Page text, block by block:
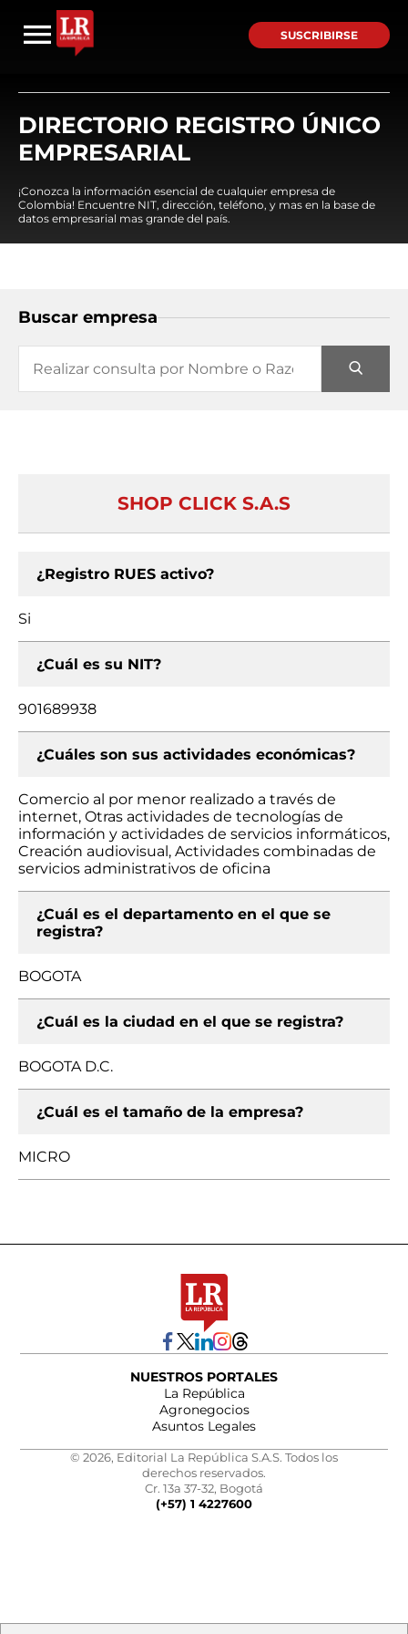
SUSCRIBIRSE
DIRECTORIO REGISTRO ÚNICO
EMPRESARIAL
¡Conozca la información esencial de cualquier empresa de
Colombia! Encuentre NIT, dirección, teléfono, y mas en la base de
datos empresarial mas grande del país.
Buscar empresa
SHOP CLICK S.A.S
¿Registro RUES activo?
Si
¿Cuál es su NIT?
901689938
¿Cuáles son sus actividades económicas?
Comercio al por menor realizado a través de
internet, Otras actividades de tecnologías de
información y actividades de servicios informáticos,
Creación audiovisual, Actividades combinadas de
servicios administrativos de oficina
¿Cuál es el departamento en el que se
registra?
BOGOTA
¿Cuál es la ciudad en el que se registra?
BOGOTA D.C.
¿Cuál es el tamaño de la empresa?
MICRO
NUESTROS PORTALES
La República
Agronegocios
Asuntos Legales
© 2026, Editorial La República S.A.S. Todos los
derechos reservados.
Cr. 13a 37-32, Bogotá
(+57) 1 4227600